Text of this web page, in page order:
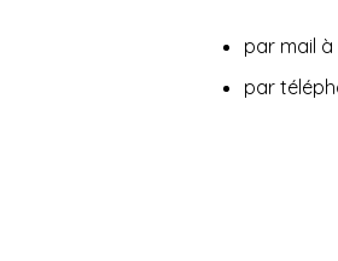
par mail
par